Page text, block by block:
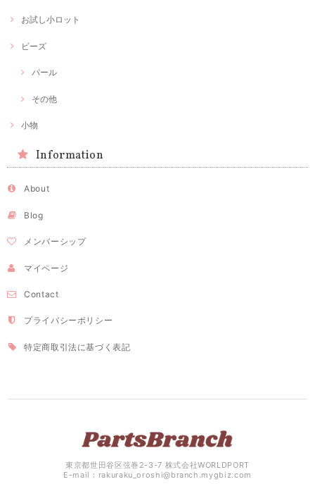
お試し小ロット
ビーズ
パール
その他
小物
Information
About
Blog
メンバーシップ
マイページ
Contact
プライバシーポリシー
特定商取引法に基づく表記
東京都世田谷区弦巻2-3-7 株式会社WORLDPORT
E-mail： rakuraku_oroshi@branch.mygbiz.com